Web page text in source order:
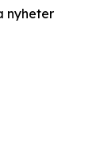
nyheter